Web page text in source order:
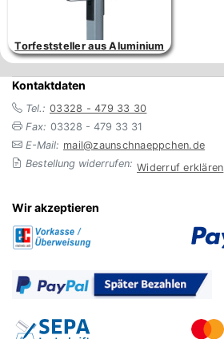
Torfeststeller aus Aluminium
Kontaktdaten
Tel.: 03328 - 479 33 30
Fax: 03328 - 479 33 31
E-Mail: mail@zaunschnaeppchen.de
Bestellung widerrufen: Widerruf erklären
Wir akzeptieren